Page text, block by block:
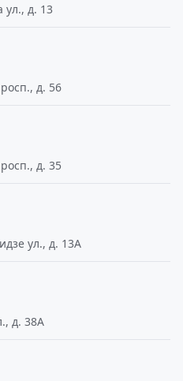
ул., д. 13
д. 56
д. 35
ул., д. 13А
д. 38А